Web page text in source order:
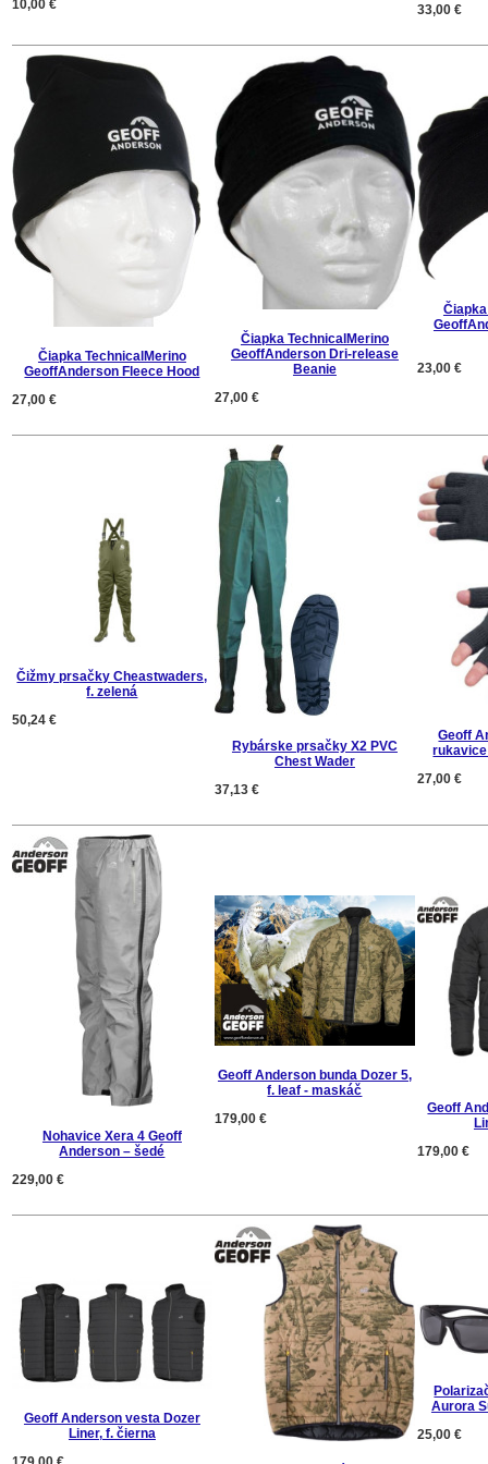
10,00 €
33,00 €
Čiapka TechnicalMerino
GeoffAnderson Fleece Hood
27,00 €
Čiapka TechnicalMerino
GeoffAnderson Dri-release
Beanie
27,00 €
23,00 €
Čižmy prsačky Cheastwaders,
f. zelená
50,24 €
Rybárske prsačky X2 PVC
Chest Wader
37,13 €
Geoff
27,00 €
Nohavice Xera 4 Geoff
Anderson – šedé
229,00 €
Geoff Anderson bunda Dozer 5,
f. leaf - maskáč
179,00 €
Geoff
179,00 €
Geoff Anderson vesta Dozer
Liner, f. čierna
Aurora
25,00 €